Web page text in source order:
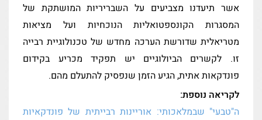
אשר תיעדנו מצביעים על השבריריות המושתקת של
המסגרות הקונספטואליות הנוכחיות ועל מציאות
מטריאלית שדורשת הערכה מחדש של טכנולוגיית רבייה
זו. לקשרים הביולוגיים יש תפקיד מכריע בקידום
פונדקאות אתית, הגיע הזמן שנפסיק להתעלם מהם.
לקריאה נוספת:
ה"טבעי" שבמלאכותי: אוריינות רבייתית של פונדקאיות